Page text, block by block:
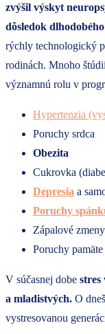
zvýšil výskyt
dôsledok
rýchly technologický
rodinách. Mnoho
významnú rolu v
Hypertenzia
Poruchy srdca
Obezita
Cukrovka
Depresia a
Poruchy
Zápalové zmeny
Poruchy pamäte
V súčasnej dobe stres
a mladistvých. O
vystresovanou